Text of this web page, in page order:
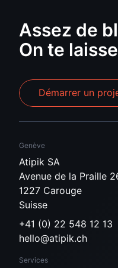
Assez de
On te
Démarrer un
Genève
Atipik SA
Avenue de la Praille
1227 Carouge
Suisse
+41 (0) 22 548 12 13
hello@atipik.ch
Services